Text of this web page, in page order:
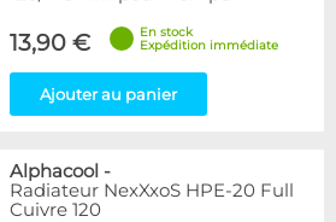
13,90 €
En stock
Expédition immédiate
Ajouter au panier
Alphacool -
Radiateur NexXxoS HPE-20 Full
Cuivre 120